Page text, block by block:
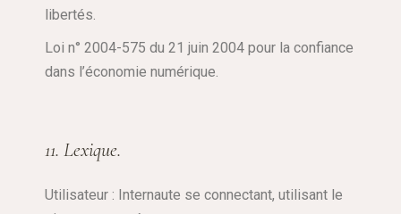
libertés.
Loi n° 2004-575 du 21 juin 2004 pour la confiance
dans l’économie numérique.
11. Lexique.
Utilisateur : Internaute se connectant, utilisant le